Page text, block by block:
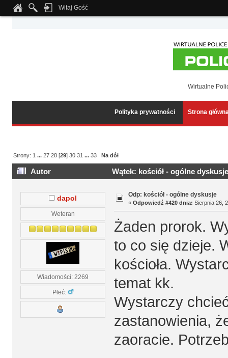
Notice: Undefined index: tapatalk_body_hook in
Witaj Gość
Wirtualne
Polityka prywatności Strona
Strony: 1 ...27 28 [29]30 31 ...33 Na dół
Autor Wątek: kościół - ogólne
dapol
Weteran
Wiadomości: 2269
Płeć:
Odp: kościół - ogólne dyskusje
« Odpowiedź #420 dnia: Sierpnia 26,
Żaden prorok.
to co się dzieje.
kościoła.
temat kk.
Wystarczy
zastanowienia,
zaoracie.